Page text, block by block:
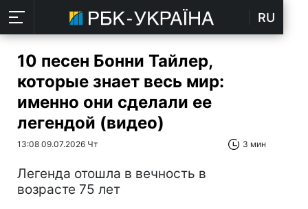
RU
10 песен Бонни Тайлер,
которые знает весь мир:
именно они сделали ее
легендой (видео)
13:08 09.07.2026 Чт 3 мин
Легенда отошла в вечность в
возрасте 75 лет